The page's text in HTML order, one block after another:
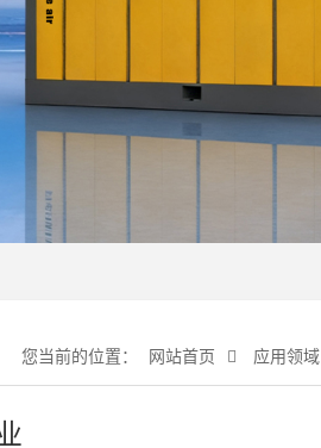
您当前的位置： 网站首页 应用领域